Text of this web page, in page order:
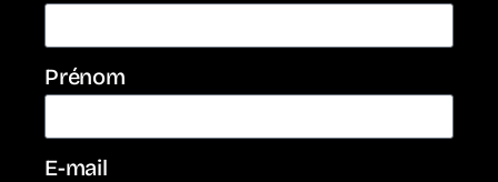
Prénom
E-mail